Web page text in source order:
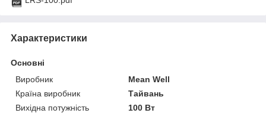
Характеристики
Основні
Виробник
Mean Well
Країна виробник
Тайвань
Вихідна потужність
100 Вт